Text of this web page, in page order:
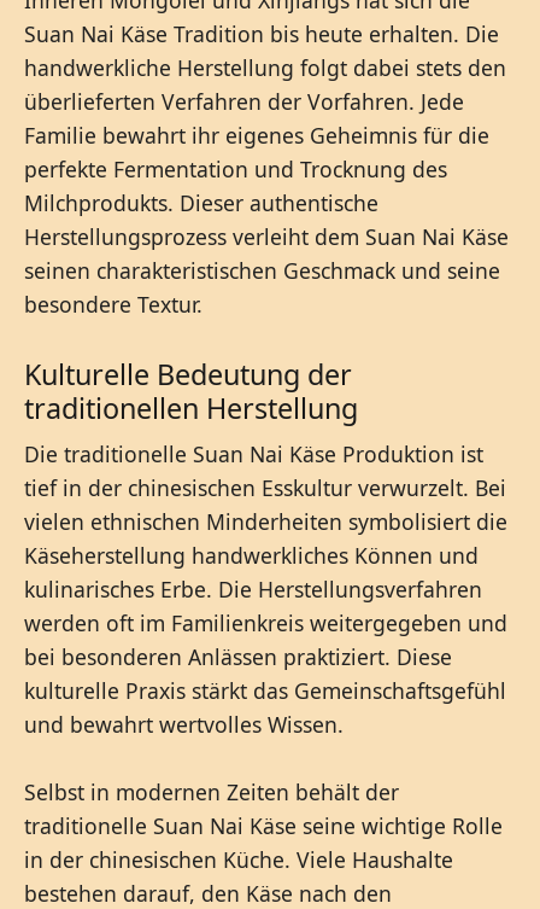
Suan Nai Käse Tradition bis heute erhalten. Die
handwerkliche Herstellung folgt dabei stets den
überlieferten Verfahren der Vorfahren. Jede
Familie bewahrt ihr eigenes Geheimnis für die
perfekte Fermentation und Trocknung des
Milchprodukts. Dieser authentische
Herstellungsprozess verleiht dem Suan Nai Käse
seinen charakteristischen Geschmack und seine
besondere Textur.
Kulturelle Bedeutung der
traditionellen Herstellung
Die traditionelle Suan Nai Käse Produktion ist
tief in der chinesischen Esskultur verwurzelt. Bei
vielen ethnischen Minderheiten symbolisiert die
Käseherstellung handwerkliches Können und
kulinarisches Erbe. Die Herstellungsverfahren
werden oft im Familienkreis weitergegeben und
bei besonderen Anlässen praktiziert. Diese
kulturelle Praxis stärkt das Gemeinschaftsgefühl
und bewahrt wertvolles Wissen.
Selbst in modernen Zeiten behält der
traditionelle Suan Nai Käse seine wichtige Rolle
in der chinesischen Küche. Viele Haushalte
bestehen darauf, den Käse nach den